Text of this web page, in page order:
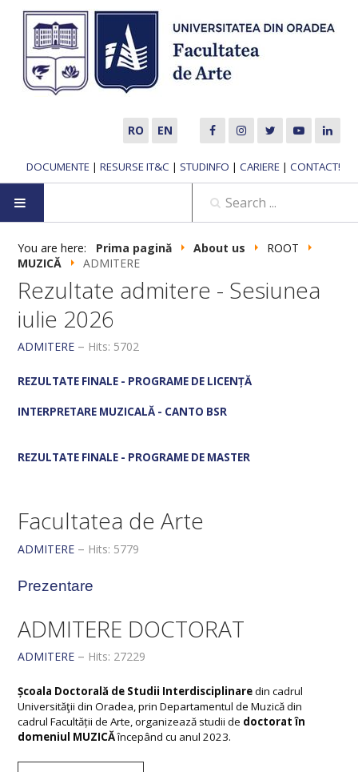
RO EN
DOCUMENTE | RESURSE IT&C | STUDINFO | CARIERE | CONTACT!
HOME
ABOUT US
MUSIC DEPARTMENT
You are here: Prima pagină About us
ROOT
MUZICĂ
ADMITERE
Rezultate admitere - Sesiunea
iulie 2026
ADMITERE Hits: 5702
REZULTATE FINALE - PROGRAME DE LICENȚĂ
INTERPRETARE MUZICALĂ - CANTO BSR
REZULTATE FINALE - PROGRAME DE MASTER
Facultatea de Arte
ADMITERE Hits: 5779
Prezentare
ADMITERE DOCTORAT
ADMITERE Hits: 27229
Școala Doctorală de Studii Interdisciplinaredin cadrul
Universităţii din Oradea, prin Departamentul de Muzică din
cadrul Facultății de Arte, organizează studii de doctorat în
domeniul MUZICĂîncepând cu anul 2023.